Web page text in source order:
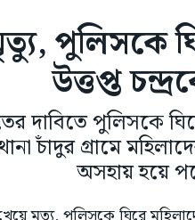
পুলিসকে
উত্তপ্ত
দাবিতে পুলিসকে
চাঁদুর গ্রামে
অসহায় হয়ে